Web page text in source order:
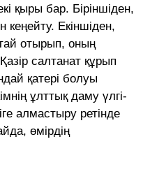
қыры бар. Біріншіден,
кеңейту. Екіншіден,
отырып, оның
салтанат құрып
қатері болуы
ұлттық даму үлгі­
алмастыру ре­тінде
өмірдің